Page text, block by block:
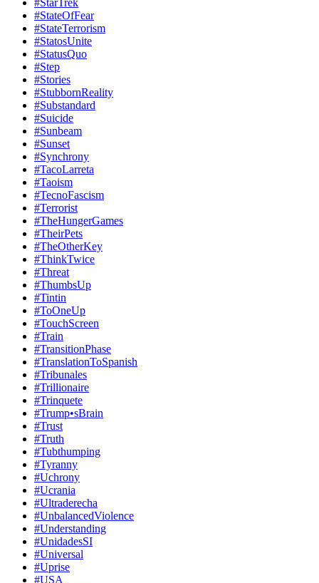
#StarTrek
#StateOfFear
#StateTerrorism
#StatosUnite
#StatusQuo
#Step
#Stories
#StubbornReality
#Substandard
#Suicide
#Sunbeam
#Sunset
#Synchrony
#TacoLarreta
#Taoism
#TecnoFascism
#Terrorist
#TheHungerGames
#TheirPets
#TheOtherKey
#ThinkTwice
#Threat
#ThumbsUp
#Tintin
#ToOneUp
#TouchScreen
#Train
#TransitionPhase
#TranslationToSpanish
#Tribunales
#Trillionaire
#Trinquete
#Trump•sBrain
#Trust
#Truth
#Tubthumping
#Tyranny
#Uchrony
#Ucrania
#Ultraderecha
#UnbalancedViolence
#Understanding
#UnidadesSI
#Universal
#Uprise
#USA